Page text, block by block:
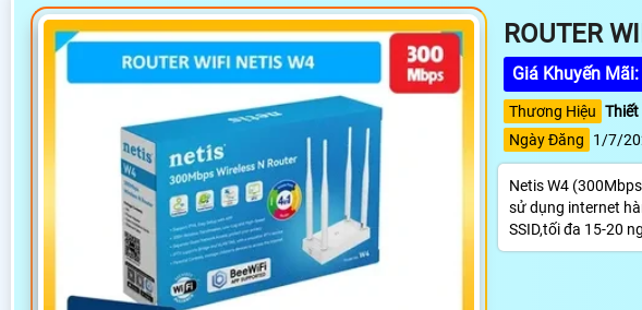
ROUTER
Giá Khuyến Mãi:
Thương Hiệu Thiết
Ngày Đăng
1/7/
Netis W4
sử dụng internet
SSID,tối đa 15-20